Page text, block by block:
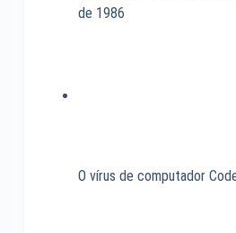
de 1986
O vírus de computador